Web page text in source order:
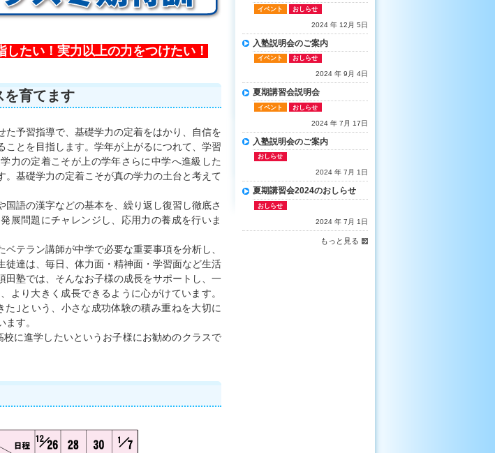
たい！実力以上の力をつけたい！
を育てます
た予習指導で、基礎学力の定着をはかり、自信を
ことを目指します。学年が上がるにつれて、学習
力の定着こそが上の学年さらに中学へ進級した
。基礎学力の定着こそが真の学力の土台と考えて
語の漢字などの基本を、繰り返し復習し徹底さ
展問題にチャレンジし、応用力の養成を行いま
テラン講師が中学で必要な重要事項を分析し、
徒達は、毎日、体力面・精神面・学習面など生活
田塾では、そんなお子様の成長をサポートし、一
より大きく成長できるように心がけています。
た｣という、小さな成功体験の積み重ねを大切に
す。
に進学したいというお子様にお勧めのクラスで
イベント おしらせ
2024 年 12月 5日
入塾説明会のご案内
イベント おしらせ
2024 年 9月 4日
夏期講習会説明会
イベント おしらせ
2024 年 7月 17日
入塾説明会のご案内
おしらせ
2024 年 7月 1日
夏期講習会2024のおしらせ
おしらせ
2024 年 7月 1日
もっと見る